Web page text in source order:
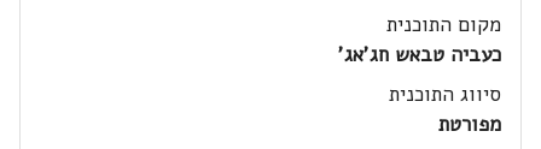
מקום התוכנית
כעביה טבאש חג'אג'
סיווג התוכנית
מפורטת